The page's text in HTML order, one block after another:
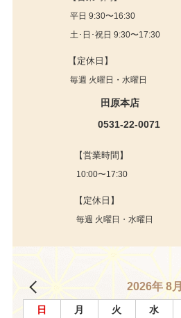
平日 9:30〜16:30
土･日･祝日 9:30〜17:30
【定休日】
毎週 火曜日・水曜日
田原本店
0531-22-0071
【営業時間】
10:00〜17:30
【定休日】
毎週 火曜日・水曜日
2026年 8月
日 月 火 水